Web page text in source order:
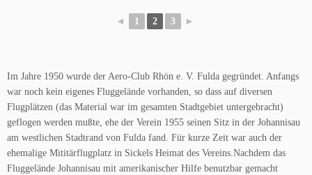
◄ 1 2 3 ►
Im Jahre 1950 wurde der Aero-Club Rhön e. V. Fulda gegründet. Anfangs
war noch kein eigenes Fluggelände vorhanden, so dass auf diversen
Flugplätzen (das Material war im gesamten Stadtgebiet untergebracht)
geflogen werden mußte, ehe der Verein 1955 seinen Sitz in der Johannisau
am westlichen Stadtrand von Fulda fand. Für kurze Zeit war auch der
ehemalige Mititärflugplatz in Sickels Heimat des Vereins.Nachdem das
Fluggelände Johannisau mit amerikanischer Hilfe benutzbar gemacht